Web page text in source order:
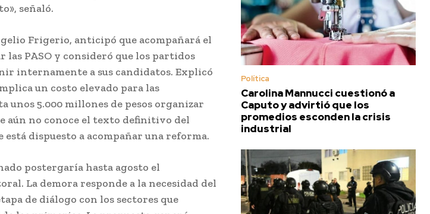
señaló.
Frigerio, anticipó que acompañará el
PASO y consideró que los partidos
internamente a sus candidatos. Explicó
un costo elevado para las
unos 5.000 millones de pesos organizar
aún no conoce el texto definitivo del
dispuesto a acompañar una reforma.
postergaría hasta agosto el
La demora responde a la necesidad del
de diálogo con los sectores que
Política
Carolina Mannucci cuestionó a
Caputo y advirtió que los
promedios esconden la crisis
industrial